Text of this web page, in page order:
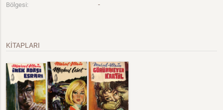
Bölgesi: -
KİTAPLARI